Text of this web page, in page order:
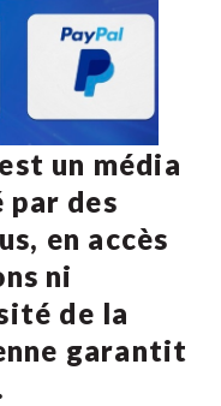
un média
par des
en accès
ni
de la
garantit